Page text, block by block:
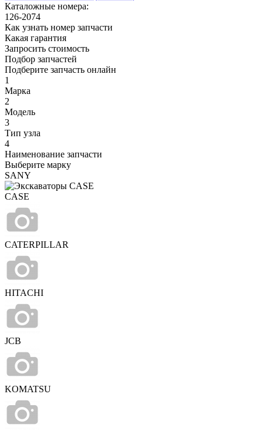
Каталожные номера:
126-2074
Как узнать номер запчасти
Какая гарантия
Запросить стоимость
Подбор запчастей
Подберите запчасть онлайн
1
Марка
2
Модель
3
Тип узла
4
Наименование запчасти
Выберите марку
SANY
CASE
CATERPILLAR
HITACHI
JCB
KOMATSU